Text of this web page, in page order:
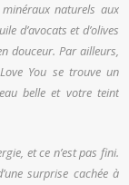
naturels aux
d’avocats et d’olives
douceur. Par ailleurs,
You se trouve un
belle et votre teint
et ce n’est pas fini.
surprise cachée à